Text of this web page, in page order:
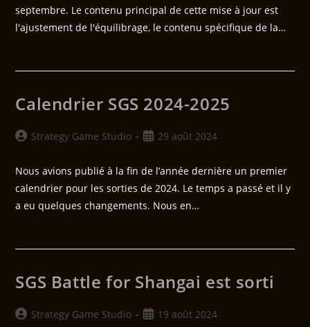
septembre. Le contenu principal de cette mise à jour est
l'ajustement de l'équilibrage, le contenu spécifique de la…
Calendrier SGS 2024-2025
Strategy Game Studio 29 août 2024
Nous avions publié à la fin de l’année dernière un premier
calendrier pour les sorties de 2024. Le temps a passé et il y
a eu quelques changements. Nous en…
SGS Battle for Shangai est sorti
Strategy Game Studio 19 août 2024